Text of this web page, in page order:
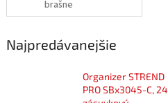
brašne
Najpredávanejšie
Organizer STREND
PRO SBx3045-C, 24